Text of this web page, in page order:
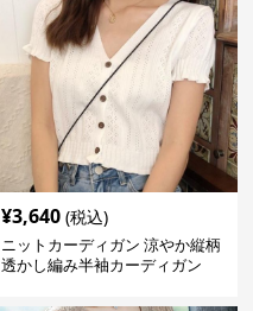
¥3,640 (税込)
ニットカーディガン 涼やか縦柄
透かし編み半袖カーディガン